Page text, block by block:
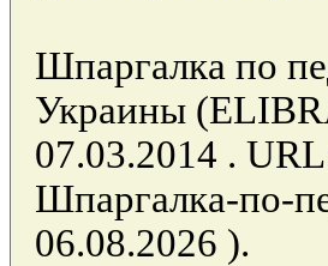
Шпаргалка по
Украины
07.03.2014 .
Шпаргалка-по-
06.08.2026 ).